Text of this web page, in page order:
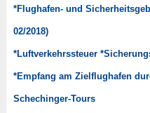
*Flughafen- und
02/2018)
*Luftverkehrssteuer
*Empfang am Zielflughafen
Schechinger-Tours